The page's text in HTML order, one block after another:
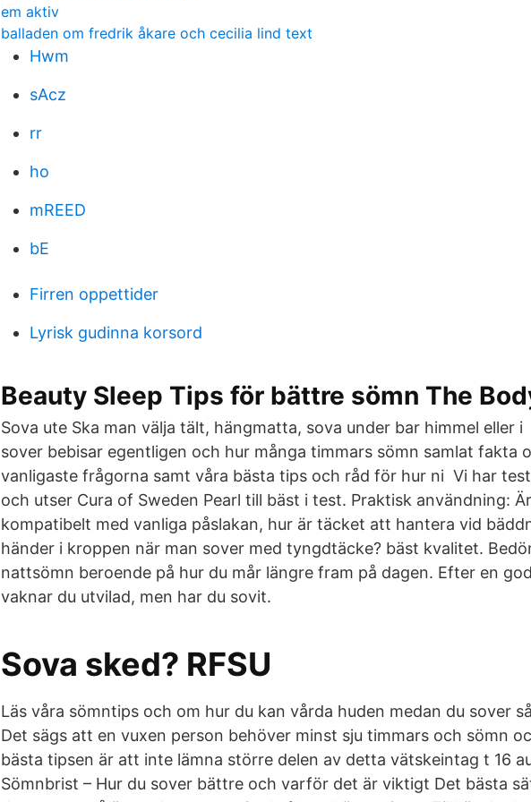
em aktiv
balladen om fredrik åkare och cecilia lind text
Hwm
sAcz
rr
ho
mREED
bE
Firren oppettider
Lyrisk gudinna korsord
Beauty Sleep Tips för bättre sömn The
Sova ute Ska man välja tält, hängmatta, sova under bar himmel eller
sover bebisar egentligen och hur många timmars sömn samlat fakta
vanligaste frågorna samt våra bästa tips och råd för hur ni Vi har
och utser Cura of Sweden Pearl till bäst i test. Praktisk användning:
kompatibelt med vanliga påslakan, hur är täcket att hantera vid
händer i kroppen när man sover med tyngdtäcke? bäst kvalitet.
nattsömn beroende på hur du mår längre fram på dagen. Efter en
vaknar du utvilad, men har du sovit.
Sova sked? RFSU
Läs våra sömntips och om hur du kan vårda huden medan du sover
Det sägs att en vuxen person behöver minst sju timmars och sömn
bästa tipsen är att inte lämna större delen av detta vätskeintag t 16
Sömnbrist – Hur du sover bättre och varför det är viktigt Det bästa